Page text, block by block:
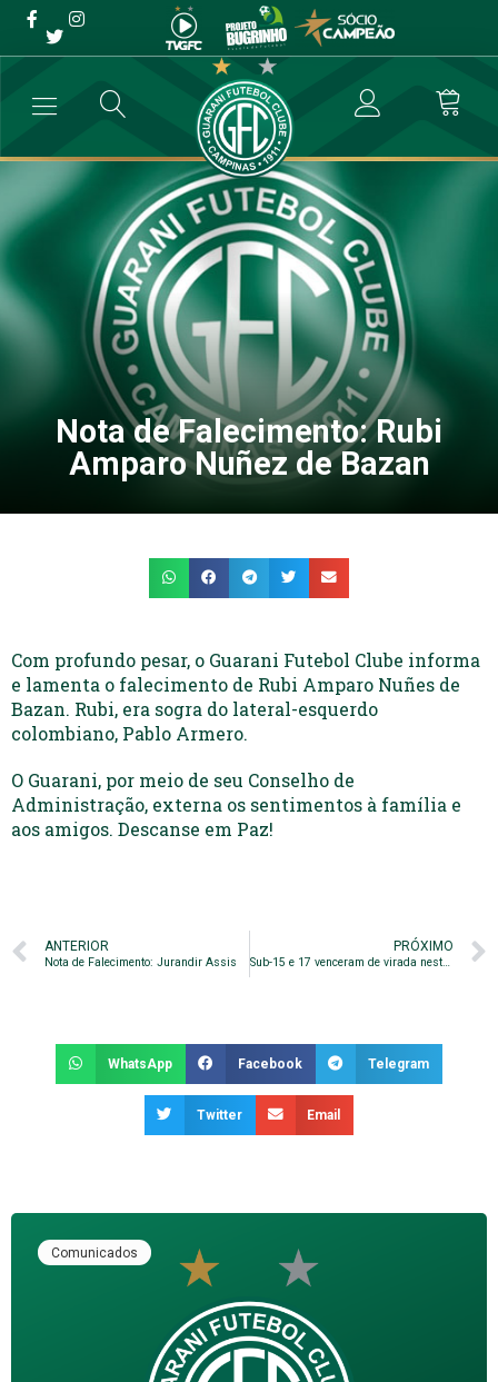
Nota de Falecimento: Rubi
Amparo Nuñez de Bazan
Comunicados → Nota de Falecimento: Rubi Amparo Nuñez de
Nota de Falecimento: Rubi
Amparo Nuñez de Bazan
Com profundo pesar, o Guarani Futebol Clube informa
e lamenta o falecimento de Rubi Amparo Nuñes de
Bazan. Rubi, era sogra do lateral-esquerdo
colombiano, Pablo Armero.
O Guarani, por meio de seu Conselho de
Administração, externa os sentimentos à família e
aos amigos. Descanse em Paz!
ANTERIOR
Nota de Falecimento: Jurandir Assis
PRÓXIMO
Sub-15 e 17 venceram de virada neste fim de semana.
WhatsApp Facebook Telegram
Twitter Email
Comunicados